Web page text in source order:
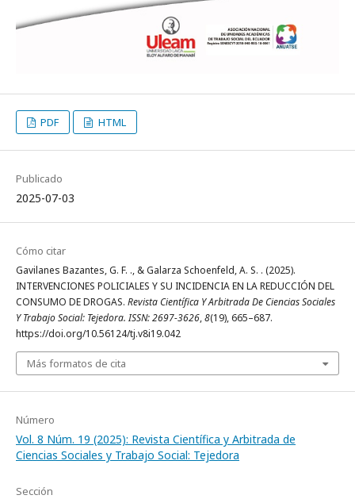
PDF HTML
Publicado
2025-07-03
Cómo citar
Gavilanes Bazantes, G. F. ., & Galarza Schoenfeld, A. S. . (2025).
INTERVENCIONES POLICIALES Y SU INCIDENCIA EN LA REDUCCIÓN DEL
CONSUMO DE DROGAS. Revista Científica Y Arbitrada De Ciencias Sociales
Y Trabajo Social: Tejedora. ISSN: 2697-3626,8(19), 665–687.
https://doi.org/10.56124/tj.v8i19.042
Más formatos de cita
Número
Vol. 8 Núm. 19 (2025): Revista Científica y Arbitrada de
Ciencias Sociales y Trabajo Social: Tejedora
Sección